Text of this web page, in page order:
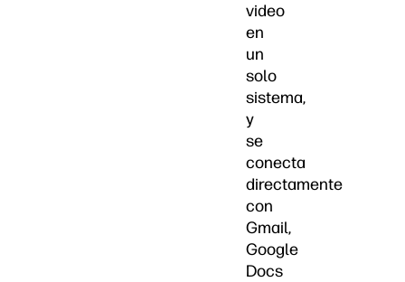
video
en
un
solo
sistema,
y
se
conecta
directamente
con
Gmail,
Google
Docs